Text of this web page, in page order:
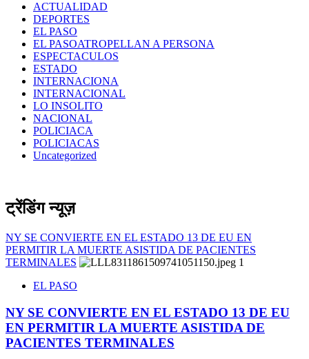
ACTUALIDAD
DEPORTES
EL PASO
EL PASOATROPELLAN A PERSONA
ESPECTACULOS
ESTADO
INTERNACIONA
INTERNACIONAL
LO INSOLITO
NACIONAL
POLICIACA
POLICIACAS
Uncategorized
ट्रेंडिंग न्यूज़
NY SE CONVIERTE EN EL ESTADO 13 DE EU EN
PERMITIR LA MUERTE ASISTIDA DE PACIENTES
TERMINALES
1
EL PASO
NY SE CONVIERTE EN EL ESTADO 13 DE EU
EN PERMITIR LA MUERTE ASISTIDA DE
PACIENTES TERMINALES